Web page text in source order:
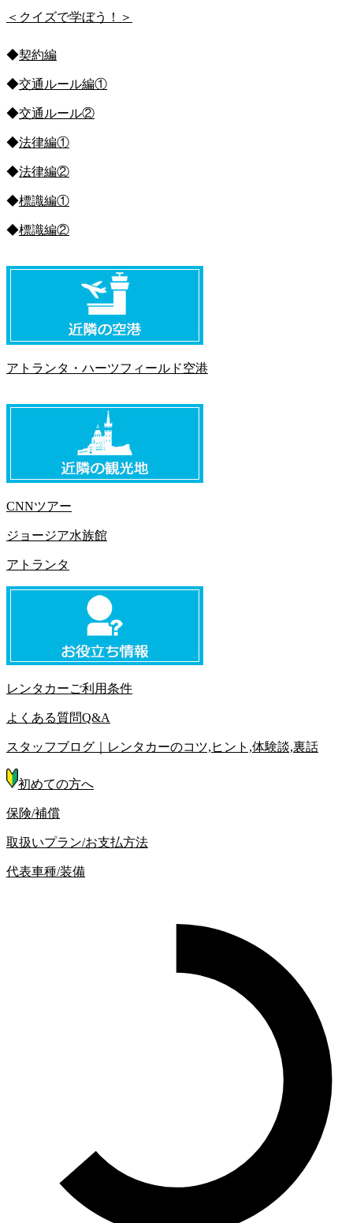
＜クイズで学ぼう！＞
◆契約編
◆交通ルール編①
◆交通ルール②
◆法律編①
◆法律編②
◆標識編①
◆標識編②
アトランタ・ハーツフィールド空港
CNNツアー
ジョージア水族館
アトランタ
レンタカーご利用条件
よくある質問Q&A
スタッフブログ｜レンタカーのコツ,ヒント,体験談,裏話
初めての方へ
保険/補償
取扱いプラン/お支払方法
代表車種/装備